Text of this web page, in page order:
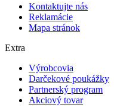
Kontaktujte nás
Reklamácie
Mapa stránok
Extra
Výrobcovia
Darčekové poukážky
Partnerský program
Akciový tovar